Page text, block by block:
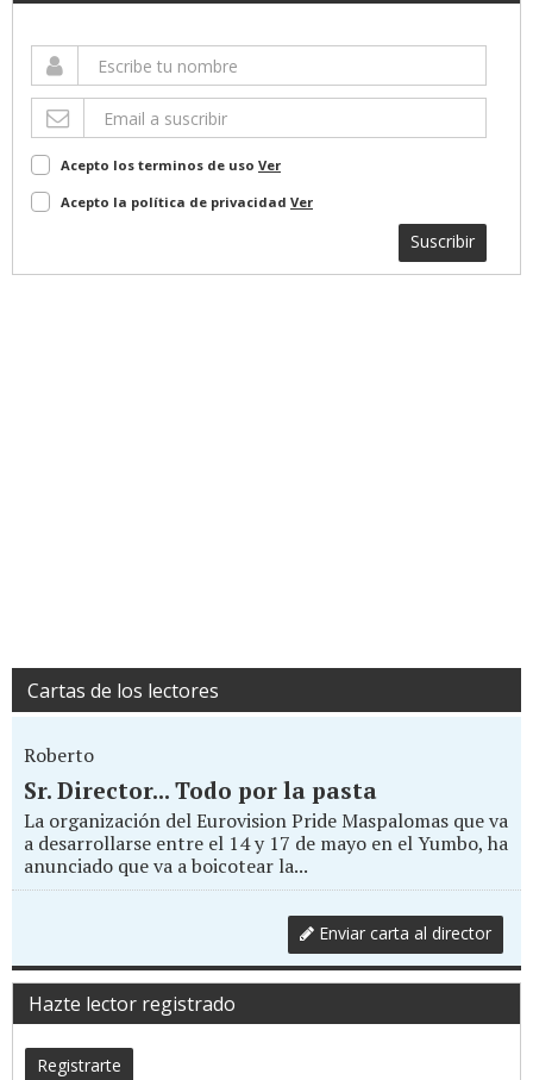
Acepto los terminos de uso Ver
Acepto la política de privacidad Ver
Suscribir
Cartas de los lectores
Roberto
Sr. Director... Todo por la pasta
La organización del Eurovision Pride Maspalomas que va
a desarrollarse entre el 14 y 17 de mayo en el Yumbo, ha
anunciado que va a boicotear la...
Enviar carta al director
Hazte lector registrado
Registrarte